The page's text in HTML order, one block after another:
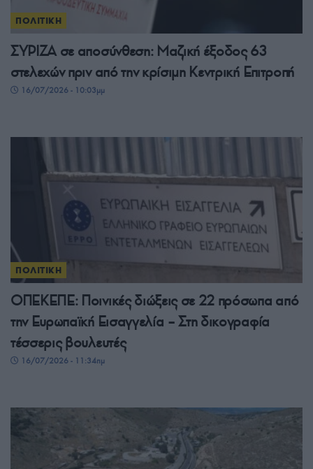
ΠΟΛΙΤΙΚΗ
ΣΥΡΙΖΑ σε αποσύνθεση: Μαζική έξοδος 63
στελεχών πριν από την κρίσιμη Κεντρική Επιτροπή
16/07/2026 - 10:03μμ
ΠΟΛΙΤΙΚΗ
ΟΠΕΚΕΠΕ: Ποινικές διώξεις σε 22 πρόσωπα από
την Ευρωπαϊκή Εισαγγελία – Στη δικογραφία
τέσσερις βουλευτές
16/07/2026 - 11:34πμ